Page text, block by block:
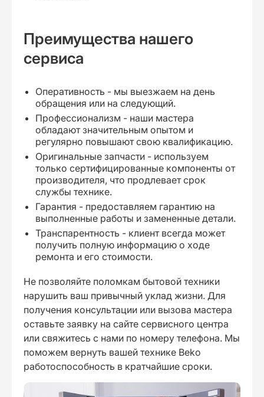
Преимущества нашего
сервиса
Оперативность - мы выезжаем на день
обращения или на следующий.
Профессионализм - наши мастера
обладают значительным опытом и
регулярно повышают свою квалификацию.
Оригинальные запчасти - используем
только сертифицированные компоненты от
производителя, что продлевает срок
службы технике.
Гарантия - предоставляем гарантию на
выполненные работы и замененные детали.
Транспарентность - клиент всегда может
получить полную информацию о ходе
ремонта и его стоимости.
Не позволяйте поломкам бытовой техники
нарушить ваш привычный уклад жизни. Для
получения консультации или вызова мастера
оставьте заявку на сайте сервисного центра
или свяжитесь с нами по номеру телефона. Мы
поможем вернуть вашей технике Beko
работоспособность в кратчайшие сроки.